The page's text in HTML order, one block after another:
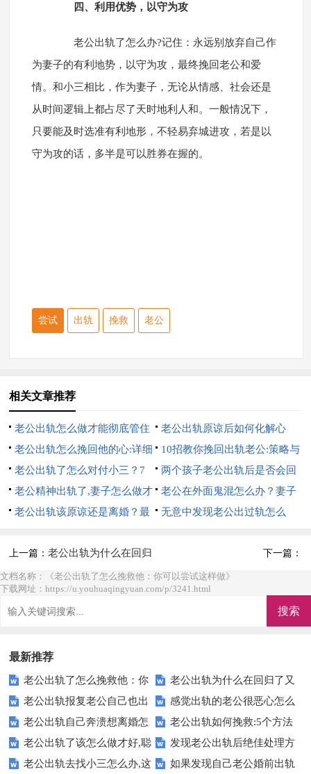
四、利用优势，以守为攻
老公出轨了怎么办?记住：永远别放弃自己作
为妻子的有利地势，以守为攻，最终挽回老公和爱
情。和小三相比，作为妻子，无论从情感、社会还是
从时间逻辑上都占尽了天时地利人和。一般情况下，
只要能及时选准有利地形，不轻易弃城进攻，若是以
守为攻的话，多半是可以胜券在握的。
尝试 出轨 挽救 老公
相关文章推荐
老公出轨怎么做才能彻底管住
他:7招硬控他
老公出轨原谅后如何化解心
结:10招完美解决
老公出轨怎么挽回他的心:详细
的7招
10招教你挽回出轨老公:策略与
心理的双重攻势
老公出轨了怎么对付小三？7
个方法，详细方法
两个孩子老公出轨后是否会回
来？6个办法帮你挽回
老公精神出轨了,妻子怎么做才
是最好的？详细方法
老公在外面鬼混怎么办？妻子
6个大招直接搞定
老公出轨该原谅还是离婚？最
无意中发现老公出过轨怎么
上一篇：老公出轨为什么在回归
了又出轨【真实案例】
下一篇：
文档名称：《老公出轨了怎么挽救他：你可以尝试这样做》
下载网址：https://u.youhuaqingyuan.com/p/3241.html
最新推荐
老公出轨了怎么挽救他：你
可以尝试这样做
老公出轨为什么在回归了又
出轨【真实案例】
老公出轨报复老公自己也出
轨，最后伤害了谁？
感觉出轨的老公很恶心怎么
办【权威回答】
老公出轨自己奔溃想离婚怎
么办【真实案例】
老公出轨如何挽救:5个方法
让他回心转意
老公出轨了该怎么做才好,聪
明老婆这样做
发现老公出轨后绝佳处理方
式【值得收藏】
老公出轨去找小三怎么办,这
如果发现自己老公婚前出轨